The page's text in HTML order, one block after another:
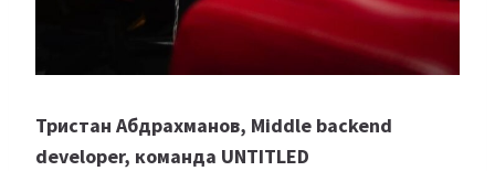
Тристан Абдрахманов, Middle backend
developer, команда UNTITLED